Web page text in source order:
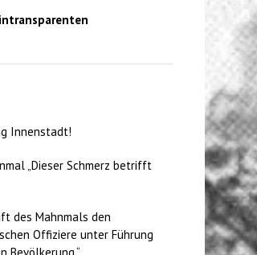
Innenstadt!
„Dieser Schmerz betrifft
des Mahnmals den
Offiziere unter Führung